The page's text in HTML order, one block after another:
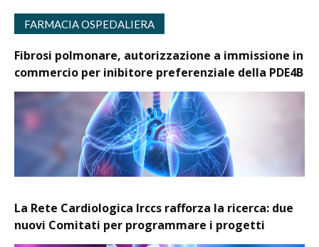
FARMACIA OSPEDALIERA
Fibrosi polmonare, autorizzazione a immissione in
commercio per inibitore preferenziale della PDE4B
La Rete Cardiologica Irccs rafforza la ricerca: due
nuovi Comitati per programmare i progetti